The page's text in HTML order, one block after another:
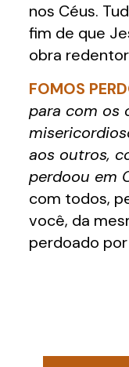
nos Céus.
fim de que
obra
FOMOS
para com os
aos outros,
perdoou em
com todos,
você, da
perdoado